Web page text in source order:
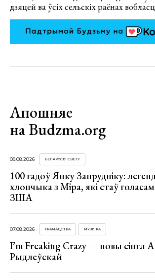
дзяцей ва ўсіх сельскіх раёнах
Апошняе
на Budzma.org
09.08.2026 БЕЛАРУСЫ СВЕТУ
100 гадоў Янку Запрудніку:
хлопчыка з Міра, які стаў
ЗША
07.08.2026 ГРАМАДСТВА МУЗЫКА
I’m Freaking Crazy — новы сінгл
Рыдлеўскай